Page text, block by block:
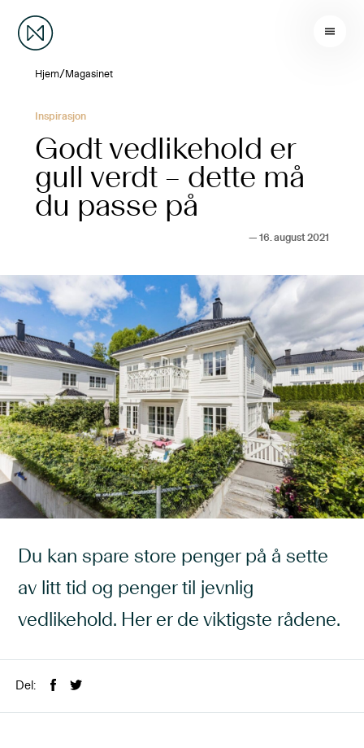
Hjem/ Magasinet
Godt vedlikehold er
gull verdt – dette må
du passe på
Inspirasjon
—16. august 2021
Du kan spare store penger på å sette
av litt tid og penger til jevnlig
vedlikehold. Her er de viktigste rådene.
Del: